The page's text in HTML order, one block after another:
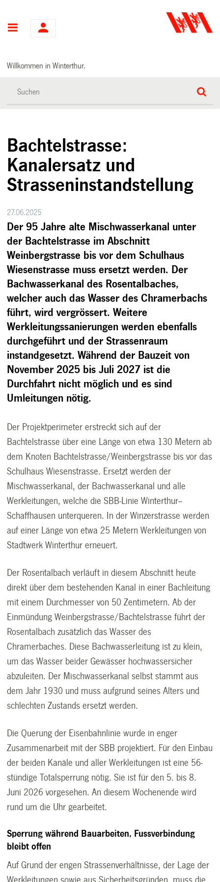
Hauptnavigation
Willkommen in Winterthur.
Bachtelstrasse:
Kanalersatz und
Strasseninstandstellung
27.06.2025
Der 95 Jahre alte Mischwasserkanal unter
der Bachtelstrasse im Abschnitt
Weinbergstrasse bis vor dem Schulhaus
Wiesenstrasse muss ersetzt werden. Der
Bachwasserkanal des Rosentalbaches,
welcher auch das Wasser des Chramerbachs
führt, wird vergrössert. Weitere
Werkleitungssanierungen werden ebenfalls
durchgeführt und der Strassenraum
instandgesetzt. Während der Bauzeit von
November 2025 bis Juli 2027 ist die
Durchfahrt nicht möglich und es sind
Umleitungen nötig.
Der Projektperimeter erstreckt sich auf der
Bachtelstrasse über eine Länge von etwa 130 Metern ab
dem Knoten Bachtelstrasse/Weinbergstrasse bis vor das
Schulhaus Wiesenstrasse. Ersetzt werden der
Mischwasserkanal, der Bachwasserkanal und alle
Werkleitungen, welche die SBB-Linie Winterthur–
Schaffhausen unterqueren. In der Winzerstrasse werden
auf einer Länge von etwa 25 Metern Werkleitungen von
Stadtwerk Winterthur erneuert.
Der Rosentalbach verläuft in diesem Abschnitt heute
direkt über dem bestehenden Kanal in einer Bachleitung
mit einem Durchmesser von 50 Zentimetern. Ab der
Einmündung Weinbergstrasse/Bachtelstrasse führt der
Rosentalbach zusätzlich das Wasser des
Chramerbaches. Diese Bachwasserleitung ist zu klein,
um das Wasser beider Gewässer hochwassersicher
abzuleiten. Der Mischwasserkanal selbst stammt aus
dem Jahr 1930 und muss aufgrund seines Alters und
schlechten Zustands ersetzt werden.
Die Querung der Eisenbahnlinie wurde in enger
Zusammenarbeit mit der SBB projektiert. Für den Einbau
der beiden Kanäle und aller Werkleitungen ist eine 56-
stündige Totalsperrung nötig. Sie ist für den 5. bis 8.
Juni 2026 vorgesehen. An diesem Wochenende wird
rund um die Uhr gearbeitet.
Sperrung während Bauarbeiten, Fussverbindung
bleibt offen
Auf Grund der engen Strassenverhältnisse, der Lage der